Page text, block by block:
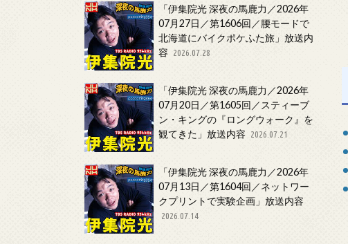
「伊集院光 深夜の馬鹿力／2026年
07月27日／第1606回／腰モードで
北海道にバイクポケふた旅」放送内
容
2026.07.28
「伊集院光 深夜の馬鹿力／2026年
07月20日／第1605回／スティーブ
ン・キングの『ロングウォーク』を
観てきた」放送内容
2026.07.21
「伊集院光 深夜の馬鹿力／2026年
07月13日／第1604回／ネットワー
クプリントで実験企画」放送内容
2026.07.14